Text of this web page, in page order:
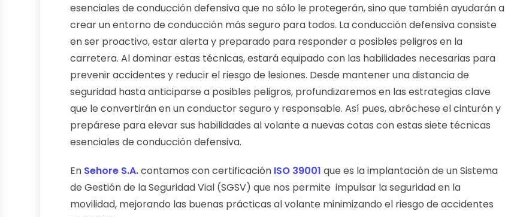
esenciales de conducción defensiva que no sólo le protegerán, sino que también ayudarán a
crear un entorno de conducción más seguro para todos. La conducción defensiva consiste
en ser proactivo, estar alerta y preparado para responder a posibles peligros en la
carretera. Al dominar estas técnicas, estará equipado con las habilidades necesarias para
prevenir accidentes y reducir el riesgo de lesiones. Desde mantener una distancia de
seguridad hasta anticiparse a posibles peligros, profundizaremos en las estrategias clave
que le convertirán en un conductor seguro y responsable. Así pues, abróchese el cinturón y
prepárese para elevar sus habilidades al volante a nuevas cotas con estas siete técnicas
esenciales de conducción defensiva.
En Sehore S.A.contamos con certificación ISO 39001 que es la implantación de un Sistema
de Gestión de la Seguridad Vial (SGSV) que nos permite impulsar la seguridad en la
movilidad, mejorando las buenas prácticas al volante minimizando el riesgo de accidentes